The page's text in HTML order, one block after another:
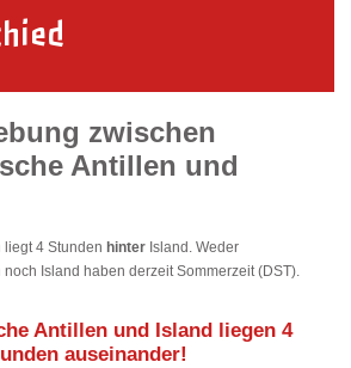
zwischen
Antillen und
liegt 4 Stundenhinter Island. Weder
Island haben derzeit Sommerzeit (DST).
Antillen und Island liegen 4
auseinander!